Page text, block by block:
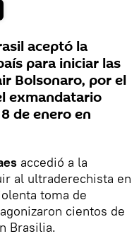
aceptó la
para iniciar las
Bolsonaro, por el
exmandatario
de enero en
accedió a la
al ultraderechista en
toma de
cientos de
Brasilia.